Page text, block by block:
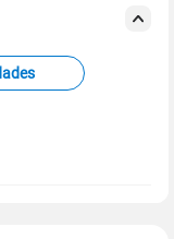
de Previsão
os dados